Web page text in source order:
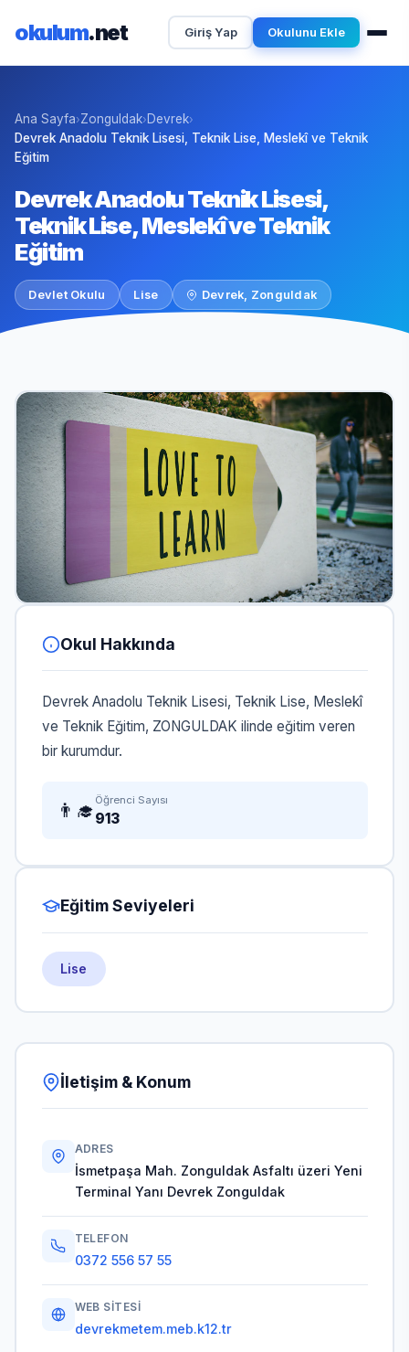
okulum.net Giriş Yap Okulunu Ekle
Ana Sayfa›Zonguldak› Devrek›
Devrek Anadolu Teknik Lisesi, Teknik Lise, Meslekî ve Teknik
Eğitim
Devrek Anadolu Teknik Lisesi,
Teknik Lise, Meslekî ve Teknik
Eğitim
Devlet Okulu Lise Devrek, Zonguldak
Okul Hakkında
Devrek Anadolu Teknik Lisesi, Teknik Lise, Meslekî
ve Teknik Eğitim, ZONGULDAK ilinde eğitim veren
bir kurumdur.
👨‍🎓 Öğrenci Sayısı
913
Eğitim Seviyeleri
Lise
İletişim & Konum
ADRES
İsmetpaşa Mah. Zonguldak Asfaltı üzeri Yeni
Terminal Yanı Devrek Zonguldak
TELEFON
0372 556 57 55
WEB SITESI
devrekmetem.meb.k12.tr